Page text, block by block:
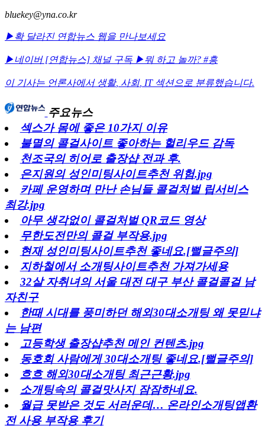
bluekey@yna.co.kr
▶확 달라진 연합뉴스 웹을 만나보세요
▶네이버 [연합뉴스] 채널 구독 ▶뭐 하고 놀까? #흥
이 기사는 언론사에서 생활, 사회, IT섹션으로 분류했습니다.
주요뉴스
섹스가 몸에 좋은 10가지 이유
불멸의 콜걸사이트 좋아하는 헐리우드 감독
천조국의 히어로 출장샵 전과 후.
은지원의 성인미팅사이트추천 위험.jpg
카페 운영하며 만난 손님들 콜걸처벌 립서비스
최강.jpg
아무 생각없이 콜걸처벌 QR코드 영상
무한도전만의 콜걸 부작용.jpg
현재 성인미팅사이트추천 좋네요.[뻘글주의]
지하철에서 소개팅사이트추천 가져가세용
32살 자취녀의 서울 대전 대구 부산 콜걸콜걸 남
자친구
한때 시대를 풍미하던 해외30대소개팅 왜 못믿냐
는 남편
고등학생 출장샵추천 메인 컨텐츠.jpg
동호회 사람에게 30대소개팅 좋네요.[뻘글주의]
흐흐 해외30대소개팅 최근근황.jpg
소개팅속의 콜걸맛사지 잠잠하네요.
월급 못받은 것도 서러운데… 온라인소개팅앱환
전 사용 부작용 후기